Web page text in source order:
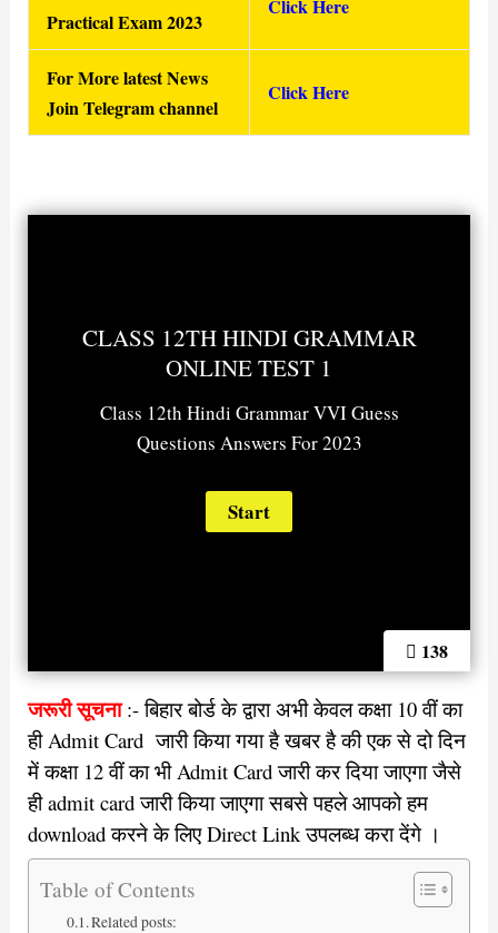
Practical Exam 2023
Click Here
For More latest News
Join Telegram channel
Click Here
138
CLASS 12TH HINDI GRAMMAR
ONLINE TEST 1
Class 12th Hindi Grammar VVI Guess
Questions Answers For 2023
जरूरी सूचना :- बिहार बोर्ड के द्वारा अभी केवल कक्षा 10 वीं का
ही Admit Card जारी किया गया है खबर है की एक से दो दिन
में कक्षा 12 वीं का भी Admit Card जारी कर दिया जाएगा जैसे
ही admit card जारी किया जाएगा सबसे पहले आपको हम
download करने के लिए Direct Link उपलब्ध करा देंगे ।
Table of Contents
Related posts: